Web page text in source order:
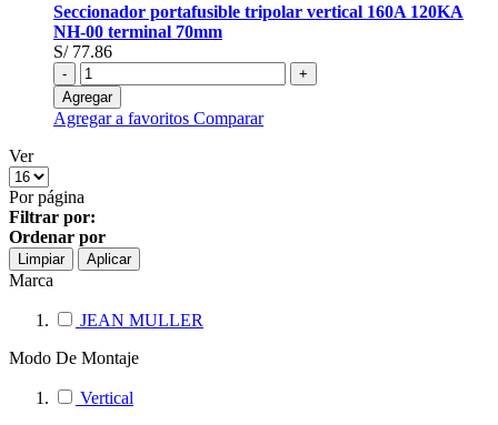
Seccionador portafusible tripolar vertical 160A 120KA
NH-00 terminal 70mm
S/ 77.86
-
+
Agregar
Agregar a favoritos Comparar
Ver
Por página
Filtrar por:
Ordenar por
Limpiar Aplicar
Marca
JEAN MULLER
Modo De Montaje
Vertical